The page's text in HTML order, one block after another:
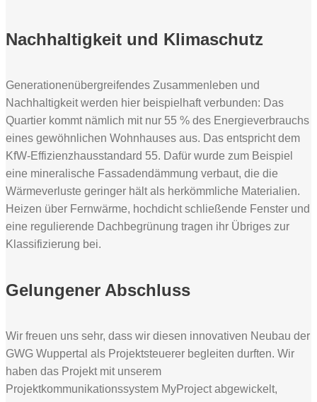
Nachhaltigkeit und Klimaschutz
Generationenübergreifendes Zusammenleben und
Nachhaltigkeit werden hier beispielhaft verbunden: Das
Quartier kommt nämlich mit nur 55 % des Energieverbrauchs
eines gewöhnlichen Wohnhauses aus. Das entspricht dem
KfW-Effizienzhausstandard 55. Dafür wurde zum Beispiel
eine mineralische Fassadendämmung verbaut, die die
Wärmeverluste geringer hält als herkömmliche Materialien.
Heizen über Fernwärme, hochdicht schließende Fenster und
eine regulierende Dachbegrünung tragen ihr Übriges zur
Klassifizierung bei.
Gelungener Abschluss
Wir freuen uns sehr, dass wir diesen innovativen Neubau der
GWG Wuppertal als Projektsteuerer begleiten durften. Wir
haben das Projekt mit unserem
Projektkommunikationssystem MyProject abgewickelt,